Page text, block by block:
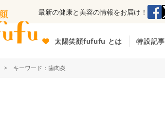
最新の健康と美容の情報をお届け！
太陽笑顔fufufu とは 特設記事
> キーワード：歯肉炎